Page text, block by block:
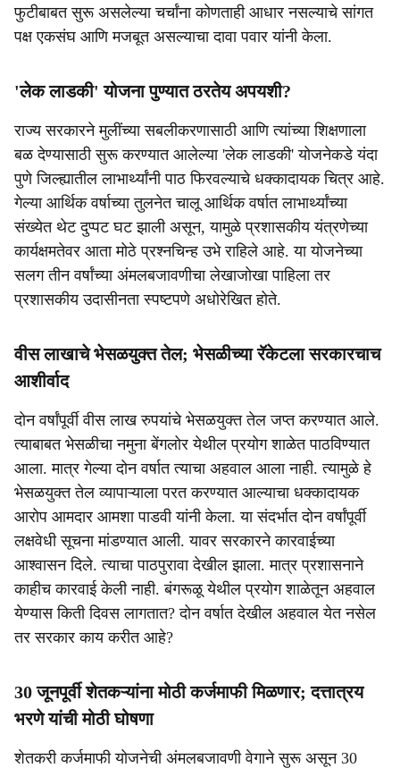
फुटीबाबत सुरू असलेल्या चर्चांना कोणताही आधार नसल्याचे सांगत
पक्ष एकसंघ आणि मजबूत असल्याचा दावा पवार यांनी केला.
'लेक लाडकी' योजना पुण्यात ठरतेय अपयशी?
राज्य सरकारने मुलींच्या सबलीकरणासाठी आणि त्यांच्या शिक्षणाला
बळ देण्यासाठी सुरू करण्यात आलेल्या 'लेक लाडकी' योजनेकडे यंदा
पुणे जिल्ह्यातील लाभार्थ्यांनी पाठ फिरवल्याचे धक्कादायक चित्र आहे.
गेल्या आर्थिक वर्षाच्या तुलनेत चालू आर्थिक वर्षात लाभार्थ्यांच्या
संख्येत थेट दुप्पट घट झाली असून, यामुळे प्रशासकीय यंत्रणेच्या
कार्यक्षमतेवर आता मोठे प्रश्नचिन्ह उभे राहिले आहे. या योजनेच्या
सलग तीन वर्षांच्या अंमलबजावणीचा लेखाजोखा पाहिला तर
प्रशासकीय उदासीनता स्पष्टपणे अधोरेखित होते.
वीस लाखाचे भेसळयुक्त तेल; भेसळीच्या रॅकेटला सरकारचाच
आशीर्वाद
दोन वर्षांपूर्वी वीस लाख रुपयांचे भेसळयुक्त तेल जप्त करण्यात आले.
त्याबाबत भेसळीचा नमुना बेंगलोर येथील प्रयोग शाळेत पाठविण्यात
आला. मात्र गेल्या दोन वर्षात त्याचा अहवाल आला नाही. त्यामुळे हे
भेसळयुक्त तेल व्यापाऱ्याला परत करण्यात आल्याचा धक्कादायक
आरोप आमदार आमशा पाडवी यांनी केला. या संदर्भात दोन वर्षांपूर्वी
लक्षवेधी सूचना मांडण्यात आली. यावर सरकारने कारवाईच्या
आश्वासन दिले. त्याचा पाठपुरावा देखील झाला. मात्र प्रशासनाने
काहीच कारवाई केली नाही. बंगरूळू येथील प्रयोग शाळेतून अहवाल
येण्यास किती दिवस लागतात? दोन वर्षात देखील अहवाल येत नसेल
तर सरकार काय करीत आहे?
30 जूनपूर्वी शेतकऱ्यांना मोठी कर्जमाफी मिळणार; दत्तात्रय
भरणे यांची मोठी घोषणा
शेतकरी कर्जमाफी योजनेची अंमलबजावणी वेगाने सुरू असून 30